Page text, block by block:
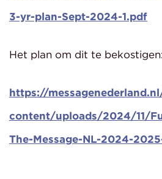
3-yr-plan-Sept-2024-1.pdf
Het plan om dit te bekostigen:
https://
content/uploads/2024/11/
The-Message-NL-2024-